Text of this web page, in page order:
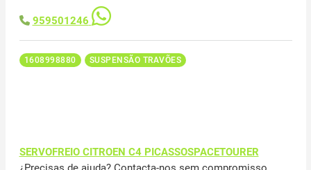
959501246
1608998880 SUSPENSÃO TRAVÕES
SERVOFREIO CITROEN C4 PICASSOSPACETOURER